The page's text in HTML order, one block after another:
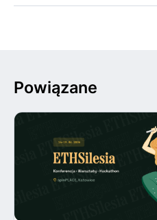
Powiązane